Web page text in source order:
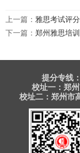
上一篇： 雅思考试评
下一篇：郑州雅思培
提分专线
校址一：郑
校址二：郑州市